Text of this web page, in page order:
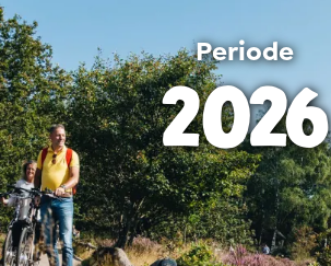
Periode
2026